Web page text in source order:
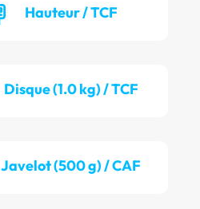
Hauteur / TCF
Disque (1.0 kg) / TCF
Javelot (500 g) / CAF